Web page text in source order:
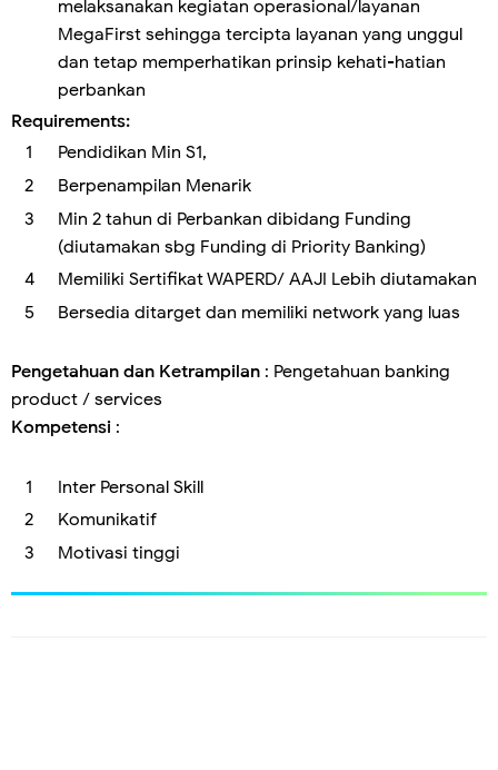
melaksanakan kegiatan operasional/layanan
MegaFirst sehingga tercipta layanan yang unggul
dan tetap memperhatikan prinsip kehati-hatian
perbankan
Requirements:
Pendidikan Min S1,
Berpenampilan Menarik
Min 2 tahun di Perbankan dibidang Funding
(diutamakan sbg Funding di Priority Banking)
Memiliki Sertifikat WAPERD/ AAJI Lebih diutamakan
Bersedia ditarget dan memiliki network yang luas
Pengetahuan dan Ketrampilan : Pengetahuan banking
product / services
Kompetensi :
Inter Personal Skill
Komunikatif
Motivasi tinggi